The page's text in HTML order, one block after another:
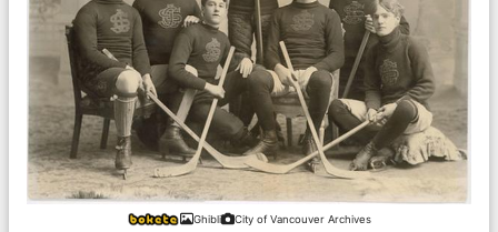
Ghibli City of Vancouver Archives